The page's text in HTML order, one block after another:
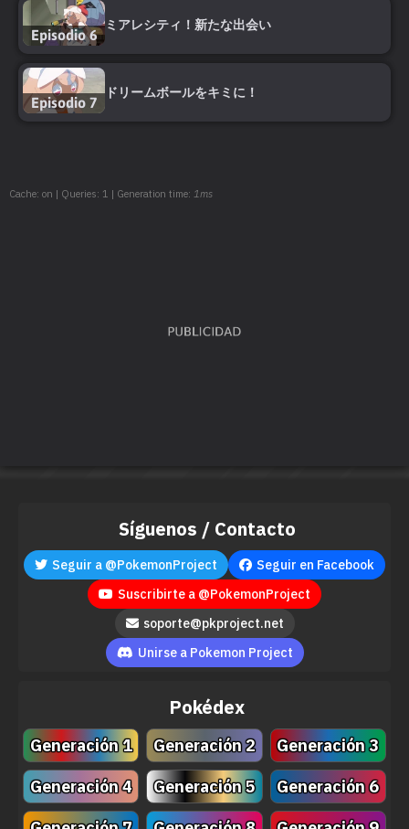
Episodio 6
ミアレシティ！新たな出会い
Episodio 7
ドリームボールをキミに！
Cache: on | Queries: 1 | Generation time: 1ms
Síguenos / Contacto
Seguir a @PokemonProject
Seguir en Facebook
Suscribirte a @PokemonProject
soporte@pkproject.net
Unirse a Pokemon Project
Pokédex
Generación 1 Generación 2
Generación 3
Generación 4
Generación 5
Generación 6